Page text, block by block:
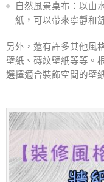
自然風景桌布：以山
紙，可以帶來寧靜和
另外，還有許多其他風
壁紙、磚紋壁紙等等。
選擇適合裝飾空間的壁